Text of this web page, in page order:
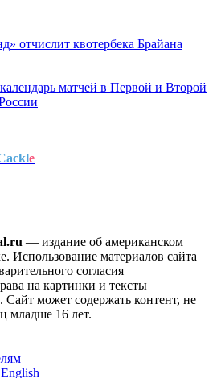
отчислит квотербека Брайана
матчей в Первой и Второй
e
— издание об американском
Использование материалов cайта
согласия
на картинки и тексты
Сайт может содержать контент, не
младше 16 лет.
English